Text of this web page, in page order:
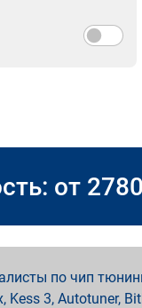
от
по чип
Kess 3, Autotuner,